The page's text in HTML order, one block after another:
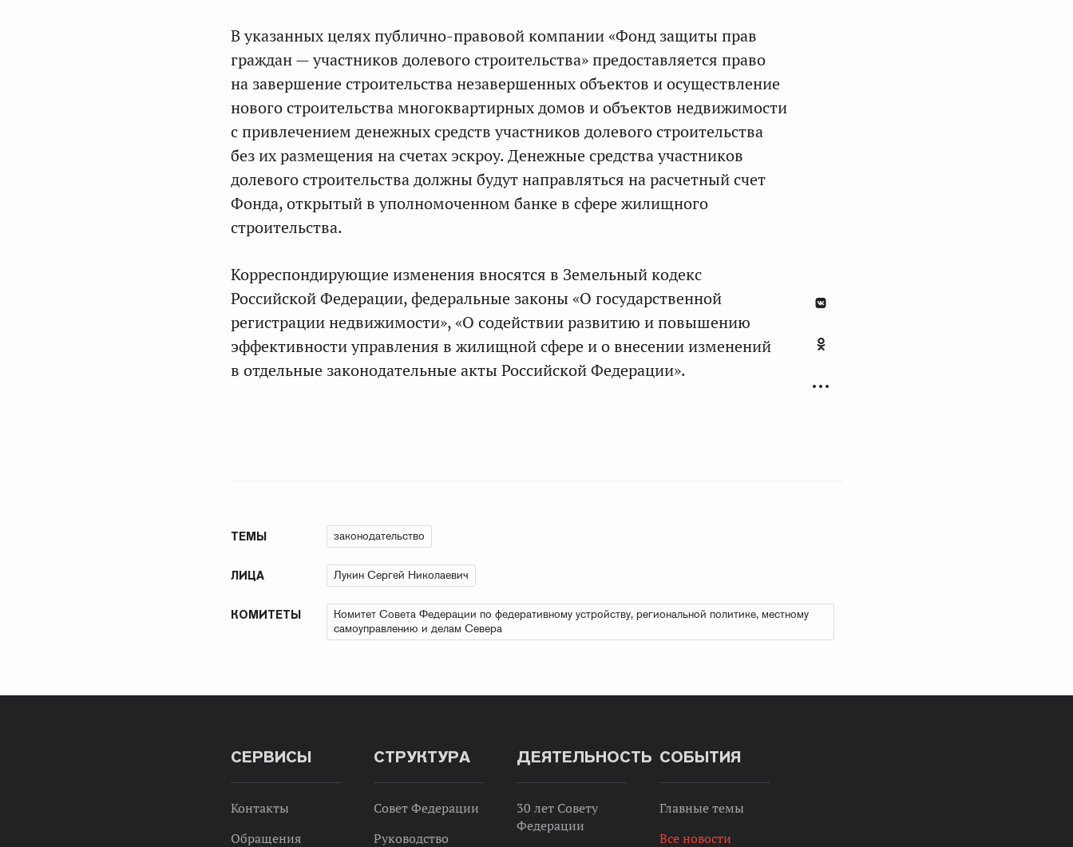
В указанных целях публично-правовой компании «Фонд защиты прав
граждан — участников долевого строительства» предоставляется право
на завершение строительства незавершенных объектов и осуществление
нового строительства многоквартирных домов и объектов недвижимости
с привлечением денежных средств участников долевого строительства
без их размещения на счетах эскроу. Денежные средства участников
долевого строительства должны будут направляться на расчетный счет
Фонда, открытый в уполномоченном банке в сфере жилищного
строительства.
Корреспондирующие изменения вносятся в Земельный кодекс
Российской Федерации, федеральные законы «О государственной
регистрации недвижимости», «О содействии развитию и повышению
эффективности управления в жилищной сфере и о внесении изменений
в отдельные законодательные акты Российской Федерации».
ТЕМЫ законодательство
ЛИЦА Лукин Сергей Николаевич
КОМИТЕТЫ
Комитет Совета Федерации по федеративному устройству, региональной политике, местному
самоуправлению и делам Севера
СЕРВИСЫ
Контакты
Обращения
СТРУКТУРА
Совет Федерации
Руководство
ДЕЯТЕЛЬНОСТЬ
30 лет Совету
Федерации
СОБЫТИЯ
Главные темы
Все новости